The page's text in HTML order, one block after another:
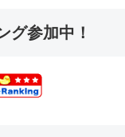
グ参加中！